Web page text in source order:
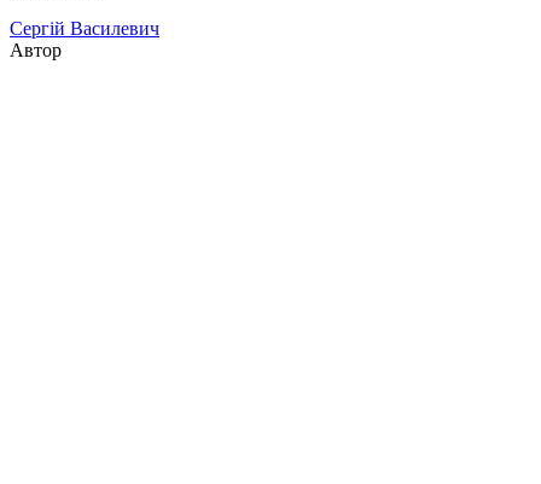
Сергій Василевич
Автор